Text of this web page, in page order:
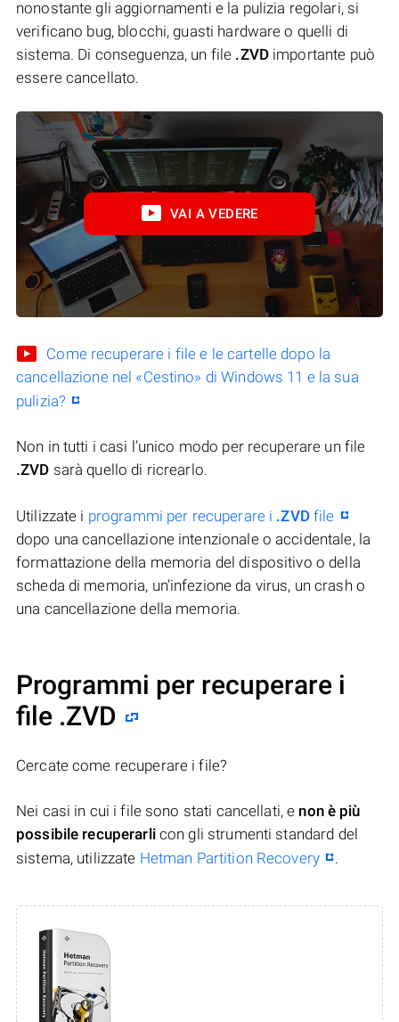
nonostante gli aggiornamenti e la pulizia regolari, si
verificano bug, blocchi, guasti hardware o quelli di
sistema. Di conseguenza, un file .ZVDimportante può
essere cancellato.
VAI A VEDERE
Come recuperare i file e le cartelle dopo la
cancellazione nel «Cestino» di Windows 11 e la sua
pulizia?
Non in tutti i casi l’unico modo per recuperare un file
.ZVD sarà quello di ricrearlo.
Utilizzate i programmi per recuperare i .ZVDfile
dopo una cancellazione intenzionale o accidentale, la
formattazione della memoria del dispositivo o della
scheda di memoria, un’infezione da virus, un crash o
una cancellazione della memoria.
Programmi per recuperare i
file .ZVD
Cercate come recuperare i file?
Nei casi in cui i file sono stati cancellati, e non è più
possibile recuperarlicon gli strumenti standard del
sistema, utilizzate Hetman Partition Recovery .